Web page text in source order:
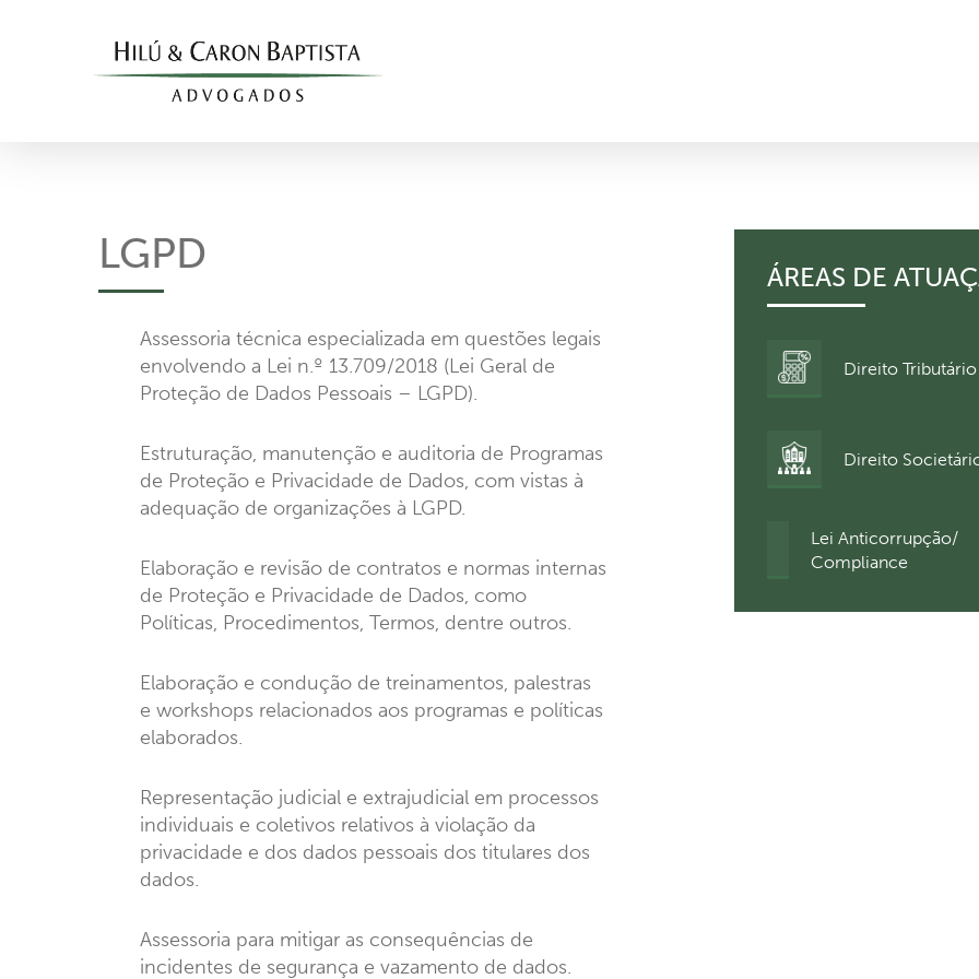
LGPD
Assessoria técnica especializada em questões legais
envolvendo a Lei n.º 13.709/2018 (Lei Geral de
Proteção de Dados Pessoais – LGPD).
Estruturação, manutenção e auditoria de Programas
de Proteção e Privacidade de Dados, com vistas à
adequação de organizações à LGPD.
Elaboração e revisão de contratos e normas internas
de Proteção e Privacidade de Dados, como
Políticas, Procedimentos, Termos, dentre outros.
Elaboração e condução de treinamentos, palestras
e workshops relacionados aos programas e políticas
elaborados.
Representação judicial e extrajudicial em processos
individuais e coletivos relativos à violação da
privacidade e dos dados pessoais dos titulares dos
dados.
Assessoria para mitigar as consequências de
incidentes de segurança e vazamento de dados.
ÁREAS DE
Arbitragem
Direito Tributário
Direito
SocietárioDireito
Anticorrupção/Compliance
Lei Anticorrupção/
Compliance